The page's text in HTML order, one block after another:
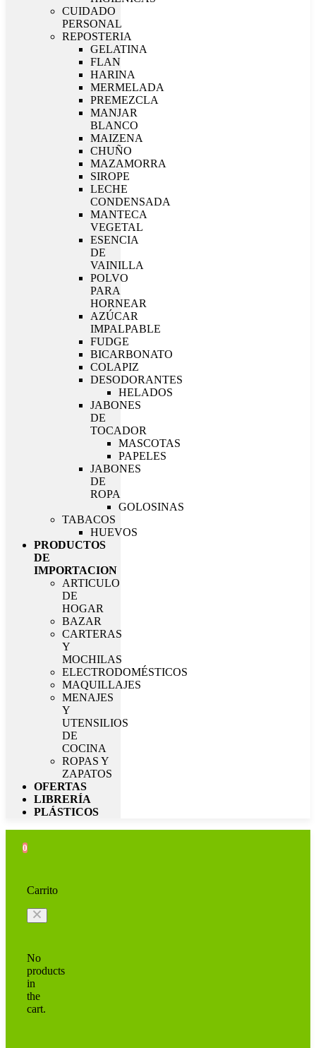
CUIDADO
PERSONAL
REPOSTERIA
GELATINA
FLAN
HARINA
MERMELADA
PREMEZCLA
MANJAR
BLANCO
MAIZENA
CHUÑO
MAZAMORRA
SIROPE
LECHE
CONDENSADA
MANTECA
VEGETAL
ESENCIA
DE
VAINILLA
POLVO
PARA
HORNEAR
AZÚCAR
IMPALPABLE
FUDGE
BICARBONATO
COLAPIZ
DESODORANTES
HELADOS
JABONES
DE
TOCADOR
MASCOTAS
PAPELES
JABONES
DE
ROPA
GOLOSINAS
TABACOS
HUEVOS
PRODUCTOS
DE
IMPORTACION
ARTICULO
DE
HOGAR
BAZAR
CARTERAS
Y
MOCHILAS
ELECTRODOMÉSTICOS
MAQUILLAJES
MENAJES
Y
UTENSILIOS
DE
COCINA
ROPAS Y
ZAPATOS
OFERTAS
LIBRERÍA
PLÁSTICOS
0
Carrito
No
products
in
the
cart.